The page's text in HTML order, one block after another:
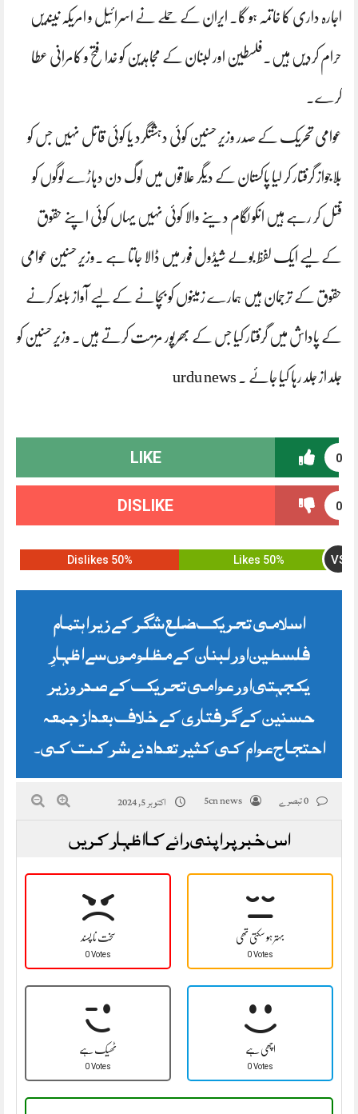
اجارہ داری کا خاتمہ ہو گا۔ ایران کے حملے نے اسرائیل و امریکہ نیندیں
حرام کردیں ہیں۔فلسطین اور لبنان کے مجاہدین کو خدا فتح و کامرانی عطا
کرے۔
عوامی تحریک کے صدر وزیر حسنین کوئی دہشتگرد یا کوئی قاتل نہیں جس کو
بلاجواز گرفتار کر لیا پاکستان کے دیگر علاقوں میں لوگ دن دہاڑے لوگوں کو
قتل کر رہے ہیں انکو لگام دینے والا کوئی نہیں یہاں کوئی اپنے حقوق
کےلیے ایک لفظ بولے شیڈول فور میں ڈالا جاتا ہے ۔وزیر حسنین عوامی
حقوق کے ترجمان ہیں ہمارے زمینوں کو بچانے کےلیے آواز بلند کرنے
کے پاداش میں گرفتار کیا جس کے بھرپور مزمت کرتے ہیں۔ وزیر حسنین کو
جلد از جلد رہا کیا جائے ۔ urdu news
0
LIKE
0
DISLIKE
50% Likes VS
50% Dislikes
اسلامی تحریک ضلع شگر کے زیر اہتمام
فلسطین اور لبنان کے مظلوموں سے اظہارِ
یکجہتی اور عوامی تحریک کے صدر وزیر
حسنین کے گرفتاری کے خلاف بعد از جمعہ
احتجاج عوام کی کثیر تعداد نے شرکت کی۔
5cn news اکتوبر 5, 2024
اس خبر پر اپنی رائے کا اظہار کریں
سخت نا پسند
0 Votes
بہتر ہو سکتی تھی
0 Votes
ٹھیک ہے
0 Votes
اچھی ہے
0 Votes